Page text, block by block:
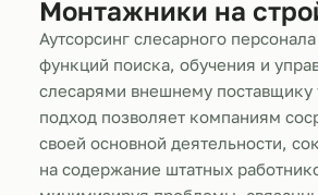
Монтажники на
Аутсорсинг слесарного
функций поиска, обучения и
слесарями внешнему поставщику
подход позволяет компаниям
своей основной деятельности,
на содержание штатных